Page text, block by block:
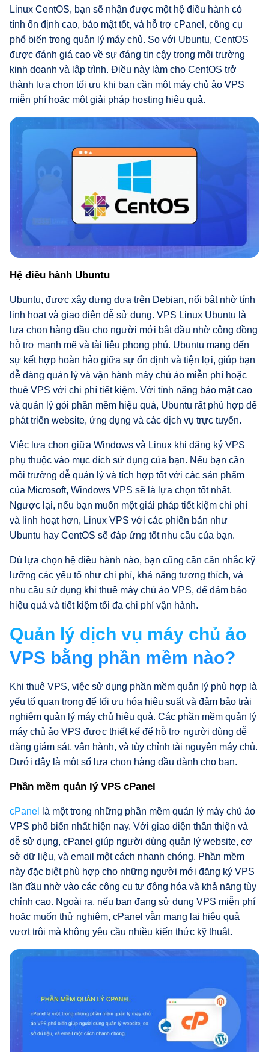
Linux CentOS, bạn sẽ nhận được một hệ điều hành có
tính ổn định cao, bảo mật tốt, và hỗ trợ cPanel, công cụ
phổ biến trong quản lý máy chủ. So với Ubuntu, CentOS
được đánh giá cao về sự đáng tin cậy trong môi trường
kinh doanh và lập trình. Điều này làm cho CentOS trở
thành lựa chọn tối ưu khi bạn cần một máy chủ ảo VPS
miễn phí hoặc một giải pháp hosting hiệu quả.
Hệ điều hành Ubuntu
Ubuntu, được xây dựng dựa trên Debian, nổi bật nhờ tính
linh hoạt và giao diện dễ sử dụng. VPS Linux Ubuntu là
lựa chọn hàng đầu cho người mới bắt đầu nhờ cộng đồng
hỗ trợ mạnh mẽ và tài liệu phong phú. Ubuntu mang đến
sự kết hợp hoàn hảo giữa sự ổn định và tiện lợi, giúp bạn
dễ dàng quản lý và vận hành máy chủ ảo miễn phí hoặc
thuê VPS với chi phí tiết kiệm. Với tính năng bảo mật cao
và quản lý gói phần mềm hiệu quả, Ubuntu rất phù hợp để
phát triển website, ứng dụng và các dịch vụ trực tuyến.
Việc lựa chọn giữa Windows và Linux khi đăng ký VPS
phụ thuộc vào mục đích sử dụng của bạn. Nếu bạn cần
môi trường dễ quản lý và tích hợp tốt với các sản phẩm
của Microsoft, Windows VPS sẽ là lựa chọn tốt nhất.
Ngược lại, nếu bạn muốn một giải pháp tiết kiệm chi phí
và linh hoạt hơn, Linux VPS với các phiên bản như
Ubuntu hay CentOS sẽ đáp ứng tốt nhu cầu của bạn.
Dù lựa chọn hệ điều hành nào, bạn cũng cần cân nhắc kỹ
lưỡng các yếu tố như chi phí, khả năng tương thích, và
nhu cầu sử dụng khi thuê máy chủ ảo VPS, để đảm bảo
hiệu quả và tiết kiệm tối đa chi phí vận hành.
Quản lý dịch vụ máy chủ ảo
VPS bằng phần mềm nào?
Khi thuê VPS, việc sử dụng phần mềm quản lý phù hợp là
yếu tố quan trọng để tối ưu hóa hiệu suất và đảm bảo trải
nghiệm quản lý máy chủ hiệu quả. Các phần mềm quản lý
máy chủ ảo VPS được thiết kế để hỗ trợ người dùng dễ
dàng giám sát, vận hành, và tùy chỉnh tài nguyên máy chủ.
Dưới đây là một số lựa chọn hàng đầu dành cho bạn.
Phần mềm quản lý VPS cPanel
cPanel là một trong những phần mềm quản lý máy chủ ảo
VPS phổ biến nhất hiện nay. Với giao diện thân thiện và
dễ sử dụng, cPanel giúp người dùng quản lý website, cơ
sở dữ liệu, và email một cách nhanh chóng. Phần mềm
này đặc biệt phù hợp cho những người mới đăng ký VPS
lần đầu nhờ vào các công cụ tự động hóa và khả năng tùy
chỉnh cao. Ngoài ra, nếu bạn đang sử dụng VPS miễn phí
hoặc muốn thử nghiệm, cPanel vẫn mang lại hiệu quả
vượt trội mà không yêu cầu nhiều kiến thức kỹ thuật.